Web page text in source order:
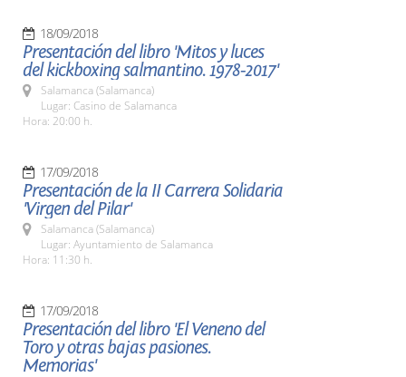
18/09/2018
Presentación del libro 'Mitos y luces
del kickboxing salmantino. 1978-2017'
Salamanca (Salamanca)
Lugar: Casino de Salamanca
Hora: 20:00 h.
17/09/2018
Presentación de la II Carrera Solidaria
'Virgen del Pilar'
Salamanca (Salamanca)
Lugar: Ayuntamiento de Salamanca
Hora: 11:30 h.
17/09/2018
Presentación del libro 'El Veneno del
Toro y otras bajas pasiones.
Memorias'